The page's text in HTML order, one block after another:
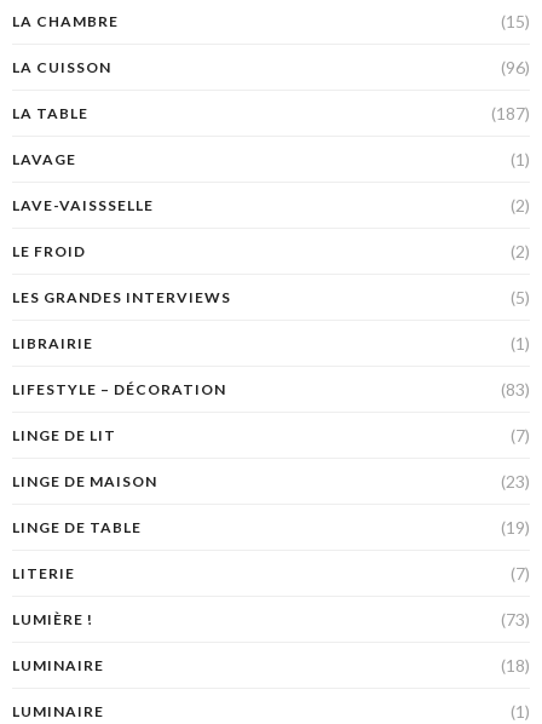
LA CHAMBRE (15)
LA CUISSON (96)
LA TABLE (187)
LAVAGE (1)
LAVE-VAISSSELLE (2)
LE FROID (2)
LES GRANDES INTERVIEWS (5)
LIBRAIRIE (1)
LIFESTYLE – DÉCORATION (83)
LINGE DE LIT (7)
LINGE DE MAISON (23)
LINGE DE TABLE (19)
LITERIE (7)
LUMIÈRE ! (73)
LUMINAIRE (18)
LUMINAIRE (1)